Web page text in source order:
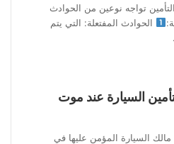
تواجه نوعين من الحوادث
الحوادث المفتعلة: التي يتم
السيارة عند موت
مالك السيارة المؤمن عليها في